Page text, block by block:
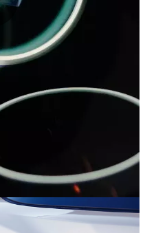
0:00 / 0:06